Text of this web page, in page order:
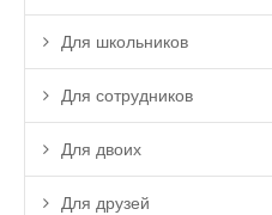
Для школьников
Для сотрудников
Для двоих
Для друзей